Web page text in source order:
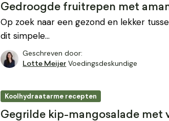
Gedroogde fruitrepen met
Op zoek naar een gezond en lekker
dit simpele…
Geschreven door:
Lotte Meijer Voedingsdeskundige
Koolhydraatarme recepten
Gegrilde kip-mangosalade met